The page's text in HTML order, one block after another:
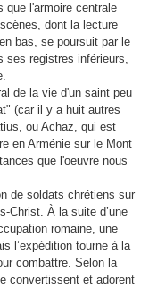
que l'armoire centrale
dont la lecture
bas, se poursuit par le
ses registres inférieurs,
de la vie d'un saint peu
(car il y a huit autres
ou Achaz, qui est
en Arménie sur le Mont
que l'oeuvre nous
de soldats chrétiens sur
Christ. À la suite d’une
romaine, une
l’expédition tourne à la
combattre. Selon la
convertissent et adorent